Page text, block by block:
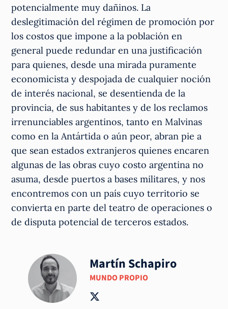
potencialmente muy dañinos. La
deslegitimación del régimen de promoción por
los costos que impone a la población en
general puede redundar en una justificación
para quienes, desde una mirada puramente
economicista y despojada de cualquier noción
de interés nacional, se desentienda de la
provincia, de sus habitantes y de los reclamos
irrenunciables argentinos, tanto en Malvinas
como en la Antártida o aún peor, abran pie a
que sean estados extranjeros quienes encaren
algunas de las obras cuyo costo argentina no
asuma, desde puertos a bases militares, y nos
encontremos con un país cuyo territorio se
convierta en parte del teatro de operaciones o
de disputa potencial de terceros estados.
Martín Schapiro
MUNDO PROPIO